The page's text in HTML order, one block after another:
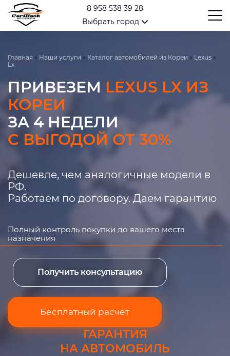
8 958 538 39 28
Выбрать город
Главная » Наши услуги » Каталог автомобилей из Кореи » Lexus »
Lx
ПРИВЕЗЕМ LEXUS LX ИЗ
КОРЕИ
ЗА 4 НЕДЕЛИ
С ВЫГОДОЙ ОТ 30%
Дешевле, чем аналогичные модели в
РФ.
Работаем по договору. Даем гарантию
Полный контроль покупки до вашего места
назначения
Получить консультацию
Бесплатный расчет
ГАРАНТИЯ
НА АВТОМОБИЛЬ